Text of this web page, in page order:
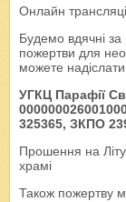
Онлайн
Будемо вдячні за
пожертви для
можете
УГКЦ Парафії
325365, ЗКПО
Прошення на
храмі
Також пожертву